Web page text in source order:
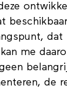
me
de